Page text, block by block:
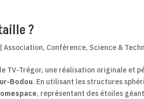
?
|Association, Conférence, Science &
TV-Trégor, une réalisation originale et
Bodou. En utilisant les structures
, représentant des étoiles